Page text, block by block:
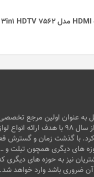
به عنوان اولین مرجع
جانبی فعالیت خود را از سال ۹۸ با هدف
کرد. با گذشت زمان و گسترش
های دیگری همچون تبلت و
نیز به حوزه های
آن ضروری باشد وارد خواهد شد.